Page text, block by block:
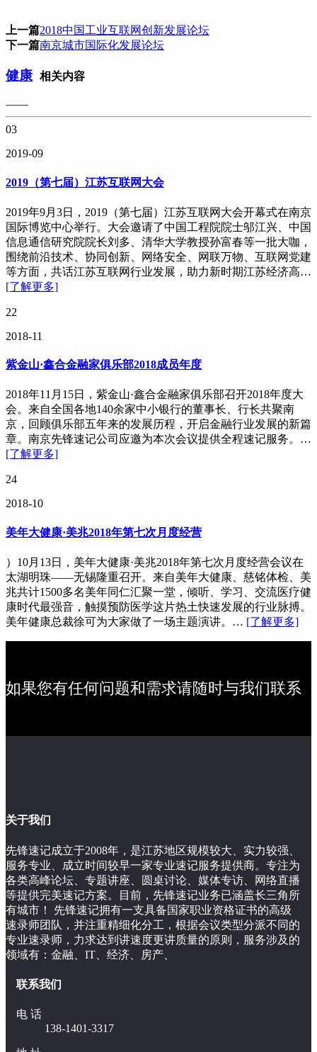
上一篇2018中国工业互联网创新发展论坛
下一篇南京城市国际化发展论坛
健康 相关内容
——
03
2019-09
2019（第七届）江苏互联网大会
2019年9月3日，2019（第七届）江苏互联网大会开幕式在南京
国际博览中心举行。大会邀请了中国工程院院士邬江兴、中国
信息通信研究院院长刘多、清华大学教授孙富春等一批大咖，
围绕前沿技术、协同创新、网络安全、网联万物、互联网党建
等方面，共话江苏互联网行业发展，助力新时期江苏经济高…
[了解更多]
22
2018-11
紫金山·鑫合金融家俱乐部2018成员年度
2018年11月15日，紫金山·鑫合金融家俱乐部召开2018年度大
会。来自全国各地140余家中小银行的董事长、行长共聚南
京，回顾俱乐部五年来的发展历程，开启金融行业发展的新篇
章。南京先锋速记公司应邀为本次会议提供全程速记服务。…
[了解更多]
24
2018-10
美年大健康·美兆2018年第七次月度经营
）10月13日，美年大健康·美兆2018年第七次月度经营会议在
太湖明珠——无锡隆重召开。来自美年大健康、慈铭体检、美
兆共计1500多名美年同仁汇聚一堂，倾听、学习、交流医疗健
康时代最强音，触摸预防医学这片热土快速发展的行业脉搏。
美年健康总裁徐可为大家做了一场主题演讲。… [了解更多]
如果您有任何问题和需求请随时与我们联系
关于我们
先锋速记成立于2008年，是江苏地区规模较大、实力较强、
服务专业、成立时间较早一家专业速记服务提供商。专注为
各类高峰论坛、专题讲座、圆桌讨论、媒体专访、网络直播
等提供完美速记方案。目前，先锋速记业务已涵盖长三角所
有城市！ 先锋速记拥有一支具备国家职业资格证书的高级
速录师团队，并注重精细化分工，根据会议类型分派不同的
专业速录师，力求达到讲速度更讲质量的原则，服务涉及的
领域有：金融、IT、经济、房产、
联系我们
电 话
138-1401-3317